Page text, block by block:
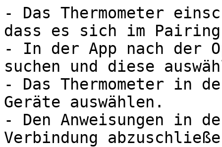
- Das Thermometer
dass es sich im
- In der App nach der
suchen und diese
- Das Thermometer in
Geräte auswählen.
- Den Anweisungen in
Verbindung